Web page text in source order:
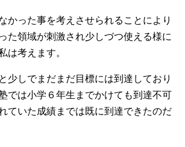
かった事を考えさせられることにより
た領域が刺激され少しづつ使える様に
は考えます。
少しでまだまだ目標には到達しており
では小学６年生までかけても到達不可
ていた成績までは既に到達できたのだ